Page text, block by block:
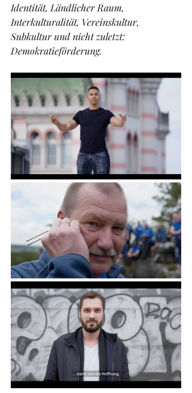
Identität, Ländlicher Raum,
Interkulturalität, Vereinskultur,
Subkultur und nicht zuletzt:
Demokratieförderung.